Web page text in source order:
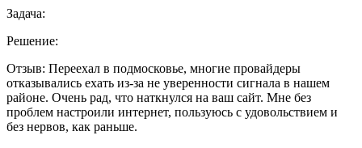
Задача:
Решение:
Отзыв: Переехал в подмосковье, многие провайдеры
отказывались ехать из-за не уверенности сигнала в нашем
районе. Очень рад, что наткнулся на ваш сайт. Мне без
проблем настроили интернет, пользуюсь с удовольствием и
без нервов, как раньше.